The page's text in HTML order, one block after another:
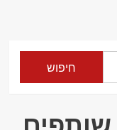
חיפוש